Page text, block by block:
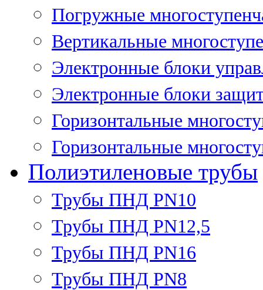
Погружные
Вертикальные
Электронные блоки
Электронные блоки
Горизонтальные
Горизонтальные
Полиэтиленовые трубы
Трубы ПНД PN10
Трубы ПНД PN12,5
Трубы ПНД PN16
Трубы ПНД PN8